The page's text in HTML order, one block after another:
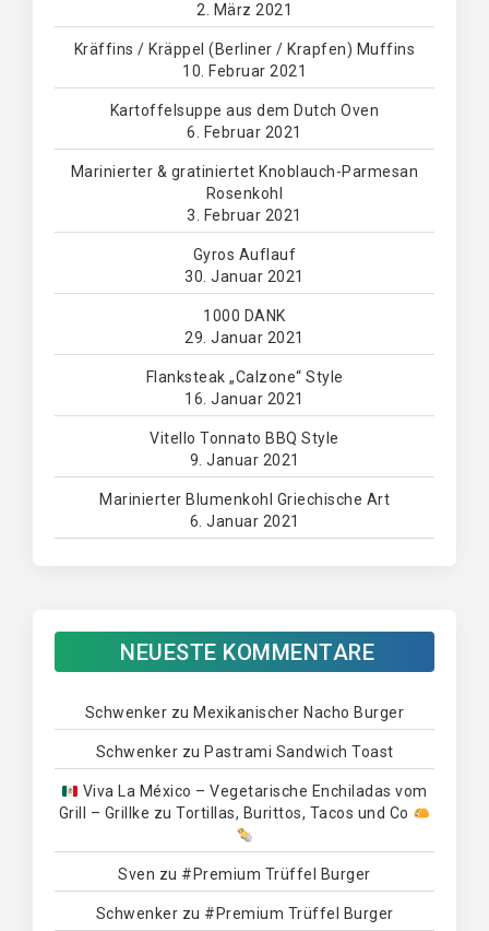
2. März 2021
Kräffins / Kräppel (Berliner / Krapfen) Muffins
10. Februar 2021
Kartoffelsuppe aus dem Dutch Oven
6. Februar 2021
Marinierter & gratiniertet Knoblauch-Parmesan
Rosenkohl
3. Februar 2021
Gyros Auflauf
30. Januar 2021
1000 DANK
29. Januar 2021
Flanksteak „Calzone“ Style
16. Januar 2021
Vitello Tonnato BBQ Style
9. Januar 2021
Marinierter Blumenkohl Griechische Art
6. Januar 2021
NEUESTE KOMMENTARE
Schwenker zu Mexikanischer Nacho Burger
Schwenker zu Pastrami Sandwich Toast
Viva La México – Vegetarische Enchiladas vom
Grill – Grillke zuTortillas, Burittos, Tacos und Co
Sven zu #Premium Trüffel Burger
Schwenker zu #Premium Trüffel Burger